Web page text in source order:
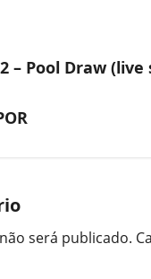
– Pool Draw
será publicado.